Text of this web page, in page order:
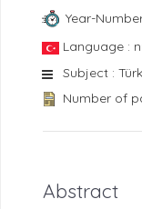
Year-
Language :
Subject :
Number of
Abstract